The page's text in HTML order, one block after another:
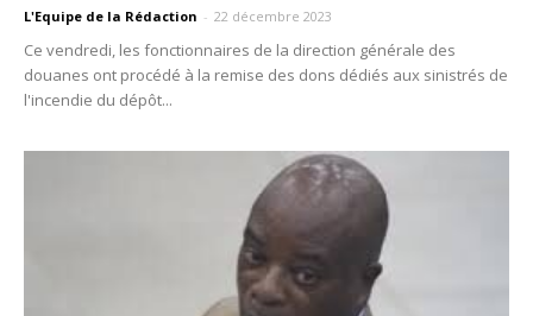
L'Equipe de la Rédaction - 22 décembre 2023
Ce vendredi, les fonctionnaires de la direction générale des
douanes ont procédé à la remise des dons dédiés aux sinistrés de
l'incendie du dépôt...